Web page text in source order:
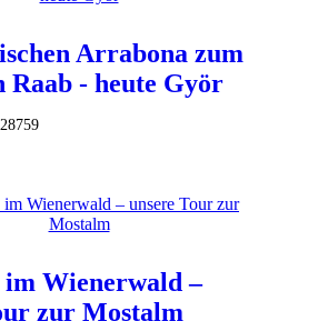
Arrabona zum
Raab - heute Györ
28759
Wienerwald –
zur Mostalm